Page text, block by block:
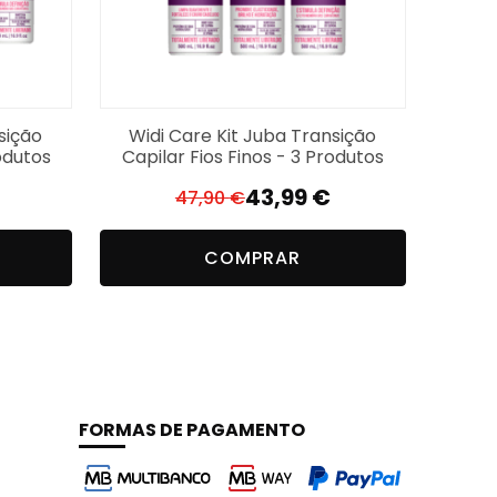
completamente. Caso necessário,
Widi Care Kit Juba Transição
Capilar Fios Finos - 3 Produtos
47,90€ O
preço
original
era:
43,99€
O
preço
atual
é:
COMPRAR
FORMAS DE PAGAMENTO